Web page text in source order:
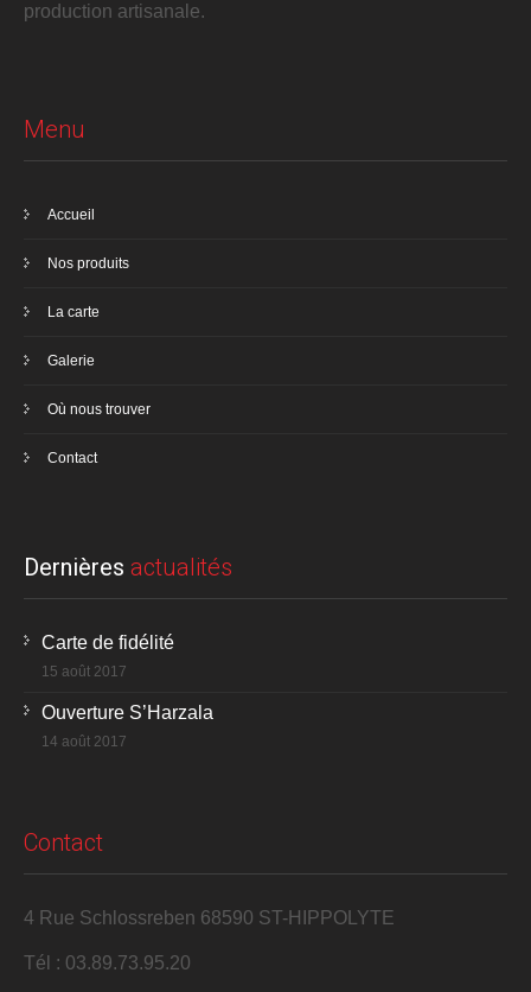
production artisanale.
Menu
Accueil
Nos produits
La carte
Galerie
Où nous trouver
Contact
Dernières actualités
Carte de fidélité
15 août 2017
Ouverture S’Harzala
14 août 2017
Contact
4 Rue Schlossreben 68590 ST-HIPPOLYTE
Tél : 03.89.73.95.20